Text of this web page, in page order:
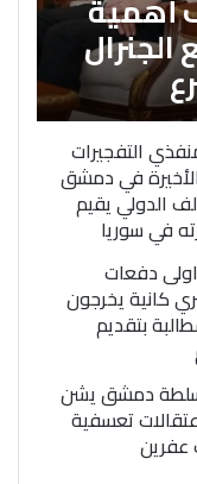
الجنرال
التفجيرات
الأخيرة في دمشق
الدولي يقيم
في سوريا
دفعات
كانية يخرجون
بتقديم
لسلطة دمشق يشن
تعسفية
عفرين